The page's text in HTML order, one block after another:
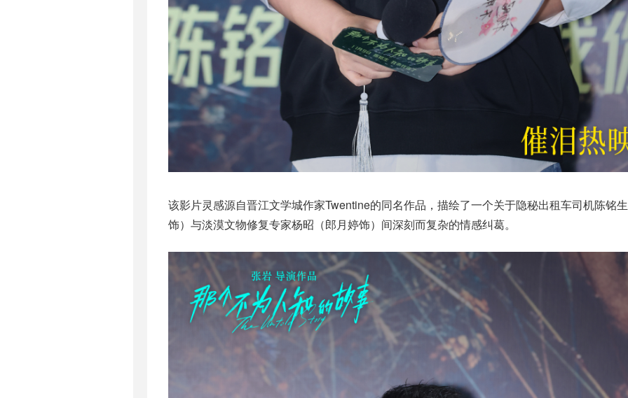
该影片灵感源自晋江文学城作家Twentine的同名作品，描绘了一个关于隐秘出租车司机陈铭
饰）与淡漠文物修复专家杨昭（郎月婷饰）间深刻而复杂的情感纠葛。